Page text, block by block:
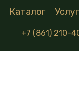
Каталог
+7 (861) 210-